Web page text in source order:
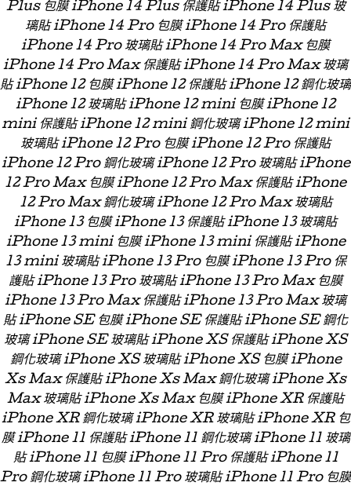
Plus 包膜 iPhone 14 Plus 保護貼 iPhone 14 Plus 玻
璃貼 iPhone 14 Pro 包膜 iPhone 14 Pro 保護貼
iPhone 14 Pro 玻璃貼 iPhone 14 Pro Max 包膜
iPhone 14 Pro Max 保護貼 iPhone 14 Pro Max 玻璃
貼 iPhone 12 包膜 iPhone 12 保護貼 iPhone 12 鋼化玻璃
iPhone 12 玻璃貼 iPhone 12 mini 包膜 iPhone 12
mini 保護貼 iPhone 12 mini 鋼化玻璃 iPhone 12 mini
玻璃貼 iPhone 12 Pro 包膜 iPhone 12 Pro 保護貼
iPhone 12 Pro 鋼化玻璃 iPhone 12 Pro 玻璃貼 iPhone
12 Pro Max 包膜 iPhone 12 Pro Max 保護貼 iPhone
12 Pro Max 鋼化玻璃 iPhone 12 Pro Max 玻璃貼
iPhone 13 包膜 iPhone 13 保護貼 iPhone 13 玻璃貼
iPhone 13 mini 包膜 iPhone 13 mini 保護貼 iPhone
13 mini 玻璃貼 iPhone 13 Pro 包膜 iPhone 13 Pro 保
護貼 iPhone 13 Pro 玻璃貼 iPhone 13 Pro Max 包膜
iPhone 13 Pro Max 保護貼 iPhone 13 Pro Max 玻璃
貼 iPhone SE 包膜 iPhone SE 保護貼 iPhone SE 鋼化
玻璃 iPhone SE 玻璃貼 iPhone XS 保護貼 iPhone XS
鋼化玻璃 iPhone XS 玻璃貼 iPhone XS 包膜 iPhone
Xs Max 保護貼 iPhone Xs Max 鋼化玻璃 iPhone Xs
Max 玻璃貼 iPhone Xs Max 包膜 iPhone XR 保護貼
iPhone XR 鋼化玻璃 iPhone XR 玻璃貼 iPhone XR 包
膜 iPhone 11 保護貼 iPhone 11 鋼化玻璃 iPhone 11 玻璃
貼 iPhone 11 包膜 iPhone 11 Pro 保護貼 iPhone 11
Pro 鋼化玻璃 iPhone 11 Pro 玻璃貼 iPhone 11 Pro 包膜